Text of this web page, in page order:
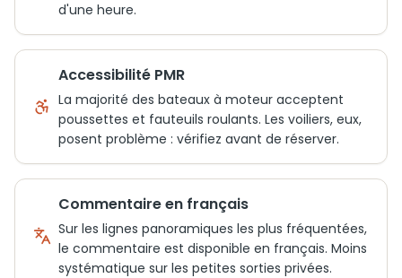
d'une heure.
Accessibilité PMR
La majorité des bateaux à moteur acceptent
poussettes et fauteuils roulants. Les voiliers, eux,
posent problème : vérifiez avant de réserver.
Commentaire en français
Sur les lignes panoramiques les plus fréquentées,
le commentaire est disponible en français. Moins
systématique sur les petites sorties privées.